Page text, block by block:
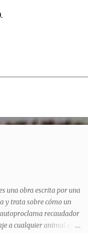
una obra escrita por una
y trata sobre cómo un
recaudador
a cualquier animal que